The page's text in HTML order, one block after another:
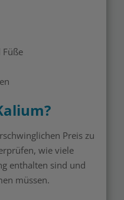
Preis zu
wie viele
enthalten sind und
müssen.